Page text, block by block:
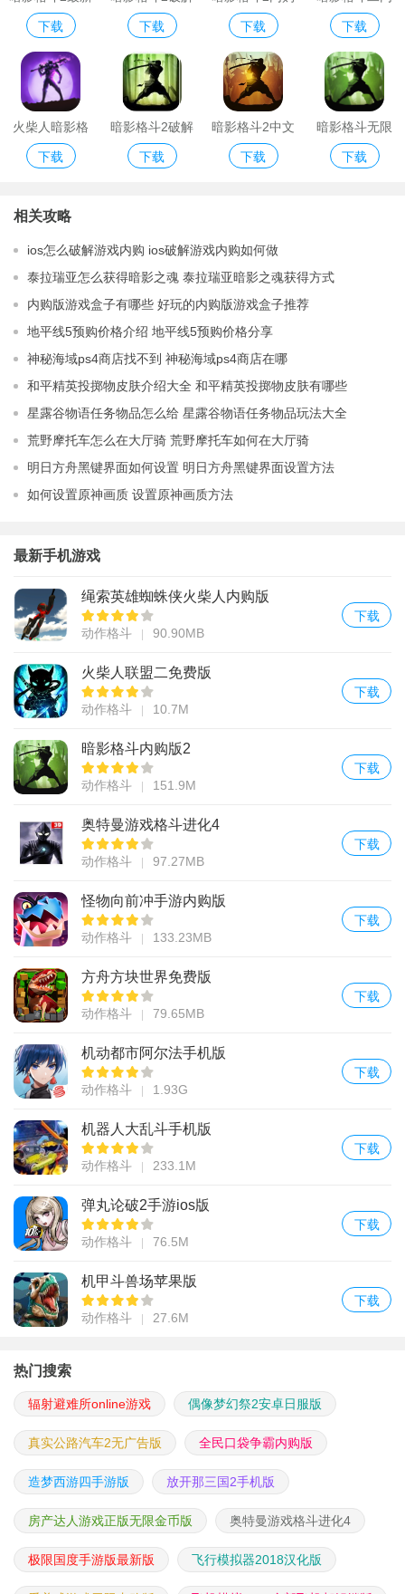
内购破解版
下载 版内购
下载 版
下载 购破译版
下载
火柴人暗影格
斗无限购买版
下载
暗影格斗2破解
版
下载
暗影格斗2中文
破解版ios
下载
暗影格斗无限
金币钻石版2
下载
相关攻略
ios怎么破解游戏内购 ios破解游戏内购如何做
泰拉瑞亚怎么获得暗影之魂 泰拉瑞亚暗影之魂获得方式
内购版游戏盒子有哪些 好玩的内购版游戏盒子推荐
地平线5预购价格介绍 地平线5预购价格分享
神秘海域ps4商店找不到 神秘海域ps4商店在哪
和平精英投掷物皮肤介绍大全 和平精英投掷物皮肤有哪些
星露谷物语任务物品怎么给 星露谷物语任务物品玩法大全
荒野摩托车怎么在大厅骑 荒野摩托车如何在大厅骑
明日方舟黑键界面如何设置 明日方舟黑键界面设置方法
如何设置原神画质 设置原神画质方法
最新手机游戏
绳索英雄蜘蛛侠火柴人内购版
动作格斗 90.90MB
下载
火柴人联盟二免费版
动作格斗 10.7M
下载
暗影格斗内购版2
动作格斗 151.9M
下载
奥特曼游戏格斗进化4
动作格斗 97.27MB
下载
怪物向前冲手游内购版
动作格斗 133.23MB
下载
方舟方块世界免费版
动作格斗 79.65MB
下载
机动都市阿尔法手机版
动作格斗 1.93G
下载
机器人大乱斗手机版
动作格斗 233.1M
下载
弹丸论破2手游ios版
动作格斗 76.5M
下载
机甲斗兽场苹果版
动作格斗 27.6M
下载
热门搜索
辐射避难所online游戏 偶像梦幻祭2安卓日服版
真实公路汽车2无广告版 全民口袋争霸内购版
造梦西游四手游版 放开那三国2手机版
房产达人游戏正版无限金币版 奥特曼游戏格斗进化4
极限国度手游版最新版 飞行模拟器2018汉化版